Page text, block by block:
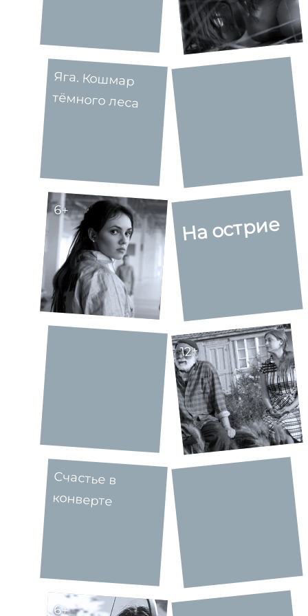
Яга. Кошмар
тёмного леса
6+
На острие
12+
Счастье в
конверте
6+